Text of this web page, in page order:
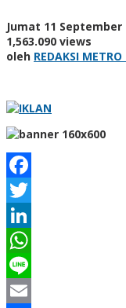
Jumat 11 September
1,563.090 views
oleh REDAKSI
Facebook
Twitter
LinkedIn
WhatsApp
Line